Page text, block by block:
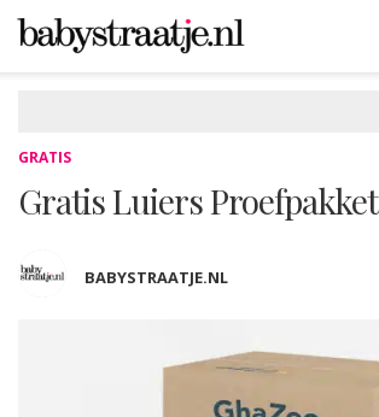
GRATIS
Gratis Luiers Proefpakket
BABYSTRAATJE.NL